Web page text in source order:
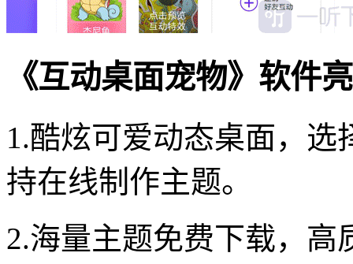
《互动桌面宠物》软件
1.酷炫可爱动态桌面，选
持在线制作主题。
2.海量主题免费下载，高